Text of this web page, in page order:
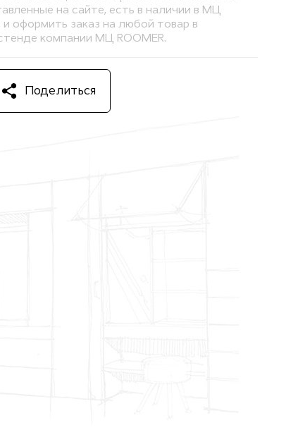
на сайте, есть в наличии в МЦ
оформить заказ на любой товар в
компании МЦ ROOMER.
Поделиться